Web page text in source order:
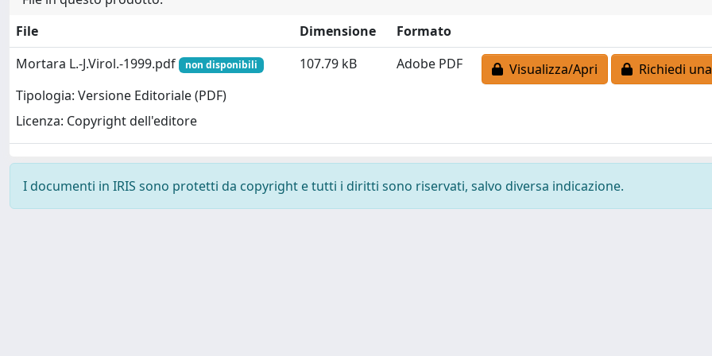
File
Dimensione
Formato
Mortara L.-J.Virol.-1999.pdf
non disponibili
Tipologia: Versione Editoriale (PDF)
Licenza: Copyright dell'editore
107.79 kB Adobe PDF Visualizza/Apri Richiedi
I documenti in IRIS sono protetti da copyright e tutti i diritti sono riservati, salvo diversa indicazione.